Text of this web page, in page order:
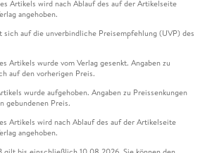
Artikels wird nach Ablauf des auf der Artikelseite
angehoben.
sich auf die unverbindliche Preisempfehlung (UVP) des
Artikels wurde vom Verlag gesenkt. Angaben zu
auf den vorherigen Preis.
wurde aufgehoben. Angaben zu Preissenkungen
gebundenen Preis.
Artikels wird nach Ablauf des auf der Artikelseite
angehoben.